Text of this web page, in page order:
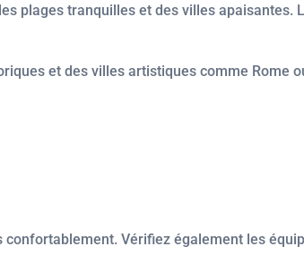
plages tranquilles et des villes apaisantes.
et des villes artistiques comme Rome
Vérifiez également les